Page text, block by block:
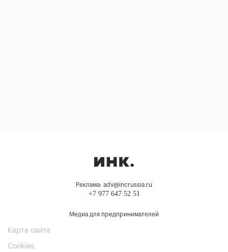
Реклама: adv@incrussia.ru
+7 977 647 52 51
Медиа для предпринимателей
Карта сайта
Cookies